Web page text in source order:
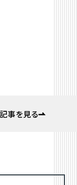
事を見る